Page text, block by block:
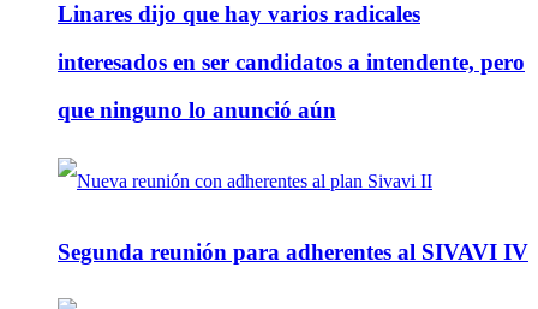
Linares dijo que hay varios radicales
interesados en ser candidatos a intendente, pero
que ninguno lo anunció aún
Segunda reunión para adherentes al SIVAVI IV